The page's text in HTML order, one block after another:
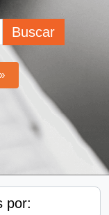
Buscar
por: